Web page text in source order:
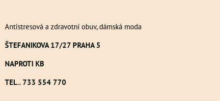
Antistresová a zdravotní obuv, dámská moda
ŠTEFANIKOVA 17/27 PRAHA 5
NAPROTI KB
TEL.. 733 554 770